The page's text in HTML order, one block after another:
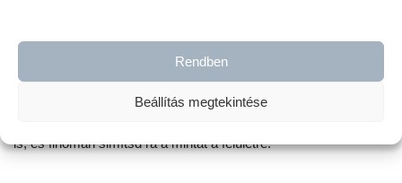
Rendben
Beállítás megtekintése
a ragadós felével a díszítendő felület felé. Tipp! Ha nagyobb
transzfer fóliával dolgozol a fólia sarkait rögzítheted a felületen,
ezzel megakadályozod, hogy a minta elmozduljon a dörzsölés
is, és finoman simítsd rá a mintát a felületre.